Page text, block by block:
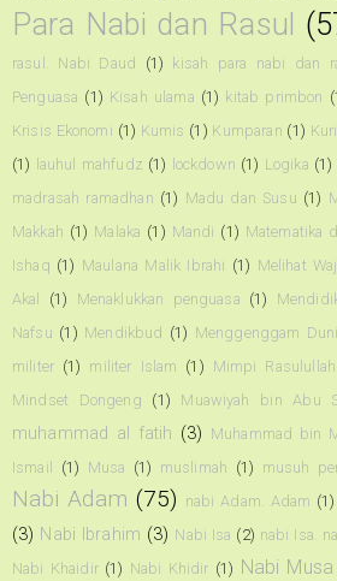
Para Nabi dan Rasul
rasul. Nabi Daud
(1) kisah para nabi dan
Penguasa (1) Kisah ulama (1) kitab primbon
Krisis Ekonomi (1) Kumis (1) Kumparan (1)
(1) lauhul mahfudz (1) lockdown (1) Logika (1)
madrasah ramadhan (1) Madu dan Susu (1)
Makkah (1) Malaka (1) Mandi (1) Matematika
Ishaq (1) Maulana Malik Ibrahi (1) Melihat
Akal
(1) Menaklukkan penguasa (1)
Nafsu (1) Mendikbud (1) Menggenggam
militer (1) militer Islam (1) Mimpi
Mindset Dongeng
(1) Muawiyah bin Abu
muhammad al fatih (3) Muhammad bin
Ismail
(1) Musa (1) muslimah (1) musuh
Nabi Adam (75) nabi Adam. Adam (1)
(3) Nabi Ibrahim (3) Nabi Isa (2) nabi Isa.
Nabi Khaidir (1) Nabi Khidir (1) Nabi Musa